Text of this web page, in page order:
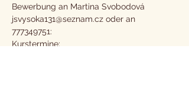
Bewerbung an Martina Svobodová
jsvysoka131@seznam.cz oder an
777349751:
Kurstermine: